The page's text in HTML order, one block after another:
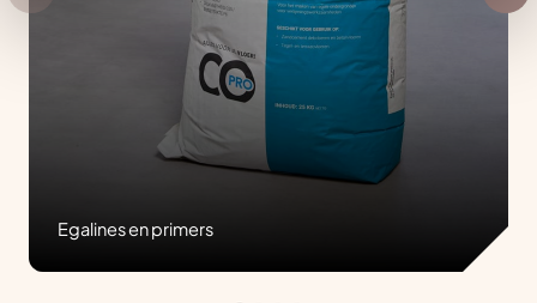
Egalines en primers